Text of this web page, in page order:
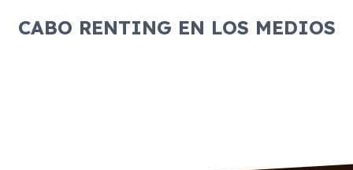
CABO RENTING EN LOS MEDIOS